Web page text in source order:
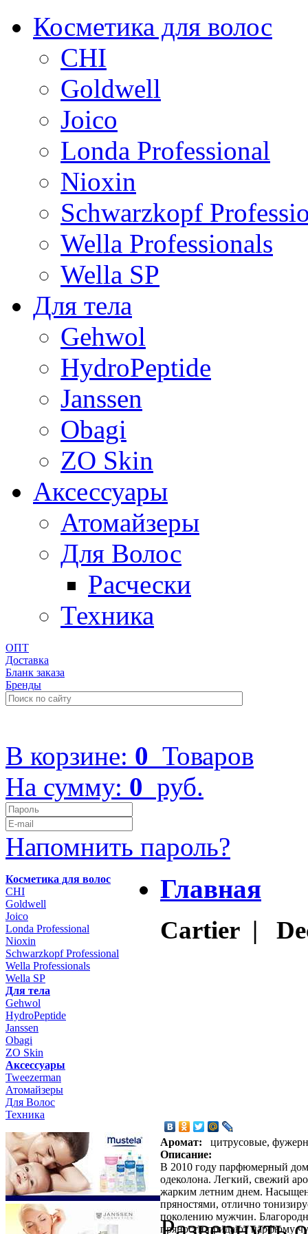
Косметика для волос
CHI
Goldwell
Joico
Londa Professional
Nioxin
Schwarzkopf
Wella Professionals
Wella SP
Для тела
Gehwol
HydroPeptide
Janssen
Obagi
ZO Skin
Aксессуары
Атомайзеры
Для Волос
Расчески
Техника
ОПТ
Доставка
Бланк заказа
Бренды
В корзине: 0 Товаров
На сумму: 0 руб.
Напомнить пароль?
Косметика для волос
CHI
Goldwell
Joico
Londa Professional
Nioxin
Schwarzkopf Professional
Wella Professionals
Wella SP
Для тела
Gehwol
HydroPeptide
Janssen
Obagi
ZO Skin
Aксессуары
Tweezerman
Атомайзеры
Для Волос
Техника
Главная
Cartier |
Аромат:
цитрусовые,
Описание:
В 2010 году парфюмерный
одеколона. Легкий, свежий
жарким летним днем.
пряностями, отлично
поколению мужчин.
пряности придают парфюму